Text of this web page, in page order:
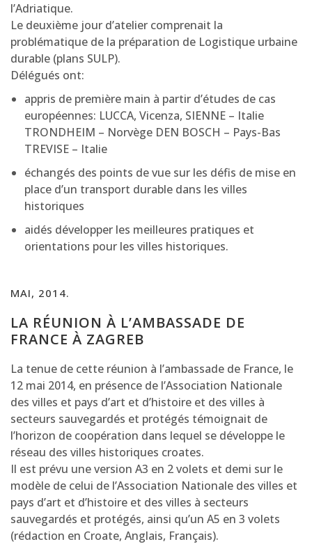
l’Adriatique.
Le deuxième jour d’atelier comprenait la
problématique de la préparation de Logistique urbaine
durable (plans SULP).
Délégués ont:
appris de première main à partir d’études de cas
européennes: LUCCA, Vicenza, SIENNE – Italie
TRONDHEIM – Norvège DEN BOSCH – Pays-Bas
TREVISE – Italie
échangés des points de vue sur les défis de mise en
place d’un transport durable dans les villes
historiques
aidés développer les meilleures pratiques et
orientations pour les villes historiques.
MAI, 2014.
LA RÉUNION À L’AMBASSADE DE
FRANCE À ZAGREB
La tenue de cette réunion à l’ambassade de France, le
12 mai 2014, en présence de l’Association Nationale
des villes et pays d’art et d’histoire et des villes à
secteurs sauvegardés et protégés témoignait de
l’horizon de coopération dans lequel se développe le
réseau des villes historiques croates.
Il est prévu une version A3 en 2 volets et demi sur le
modèle de celui de l’Association Nationale des villes et
pays d’art et d’histoire et des villes à secteurs
sauvegardés et protégés, ainsi qu’un A5 en 3 volets
(rédaction en Croate, Anglais, Français).